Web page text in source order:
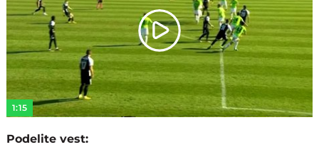
Play
Video
1:15
Podelite vest: